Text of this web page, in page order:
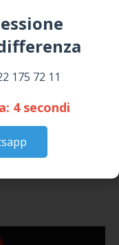
175 72 11
3secondi